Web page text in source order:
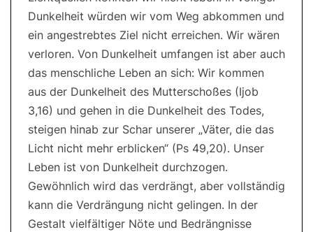
Dunkelheit würden wir vom Weg abkommen und
ein angestrebtes Ziel nicht erreichen. Wir wären
verloren. Von Dunkelheit umfangen ist aber auch
das menschliche Leben an sich: Wir kommen
aus der Dunkelheit des Mutterschoßes (Ijob
3,16) und gehen in die Dunkelheit des Todes,
steigen hinab zur Schar unserer „Väter, die das
Licht nicht mehr erblicken“ (Ps 49,20). Unser
Leben ist von Dunkelheit durchzogen.
Gewöhnlich wird das verdrängt, aber vollständig
kann die Verdrängung nicht gelingen. In der
Gestalt vielfältiger Nöte und Bedrängnisse